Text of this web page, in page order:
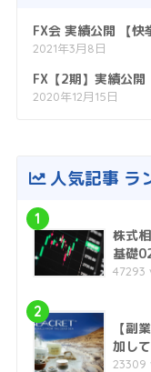
FX会 実績公開 【
2021年3月8日
FX【2期】実績公開
2020年12月15日
人気記事 ラ
1
株式
基礎
47293
2
【副
加して
23309